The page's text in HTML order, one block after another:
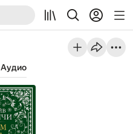
Аудио